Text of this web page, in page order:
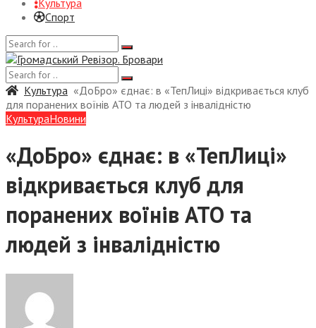
Спорт
Культура «ДоБро» єднає: в «ТепЛиці» відкривається клуб
для поранених воїнів АТО та людей з інвалідністю
КультураНовини
«ДоБро» єднає: в «ТепЛиці»
відкривається клуб для
поранених воїнів АТО та
людей з інвалідністю